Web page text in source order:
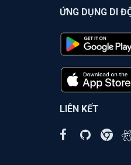
ỨNG DỤNG DI
LIÊN KẾT